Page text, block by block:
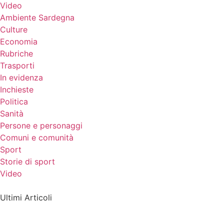
Video
Ambiente Sardegna
Culture
Economia
Rubriche
Trasporti
In evidenza
Inchieste
Politica
Sanità
Persone e personaggi
Comuni e comunità
Sport
Storie di sport
Video
Ultimi Articoli